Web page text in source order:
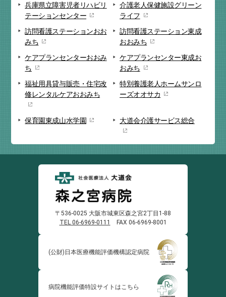
兵庫県立障害児者リハビリ
テーションセンター
介護老人保健施設グリーン
ライフ
訪問看護ステーションおお
みち
訪問看護ステーション東成
おおみち
ケアプランセンターおおみ
ち
ケアプランセンター東成お
おみち
福祉用具貸与販売・住宅改
修レンタルケアおおみち
特別養護老人ホームサンロ
ーズオオサカ
保育園東成山水学園 大道会介護サービス総合
〒536-0025 大阪市城東区森之宮2丁目1-88
TEL 06-6969-0111
FAX 06-6969-8001
(公財)日本医療機能評価機構認定病院
病院機能評価特設サイトはこちら